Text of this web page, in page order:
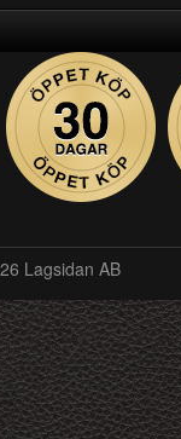
Lagsidan AB